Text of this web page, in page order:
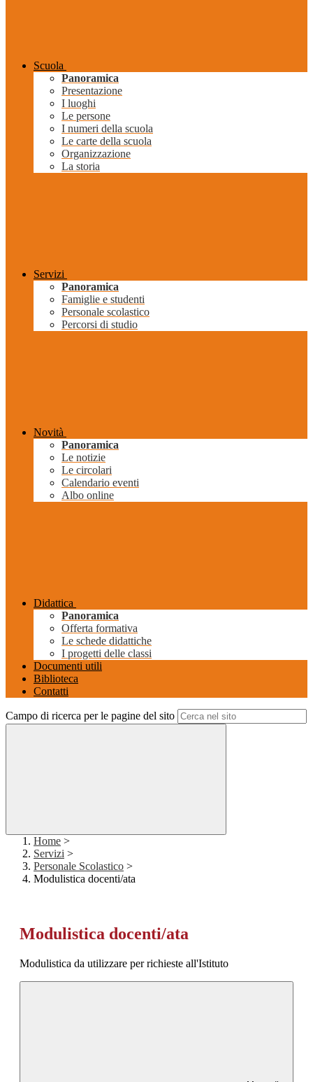
Scuola
Panoramica
Presentazione
I luoghi
Le persone
I numeri della scuola
Le carte della scuola
Organizzazione
La storia
Servizi
Panoramica
Famiglie e studenti
Personale scolastico
Percorsi di studio
Novità
Panoramica
Le notizie
Le circolari
Calendario eventi
Albo online
Didattica
Panoramica
Offerta formativa
Le schede didattiche
I progetti delle classi
Documenti utili
Biblioteca
Contatti
Campo di ricerca per le pagine del sito
Home >
Servizi >
Personale Scolastico >
Modulistica docenti/ata
Modulistica docenti/ata
Modulistica da utilizzare per richieste all'Istituto